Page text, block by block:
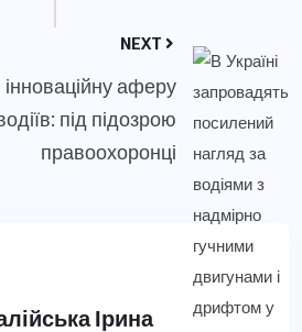
NEXT
інноваційну аферу
під підозрою
правоохоронці
Ірина